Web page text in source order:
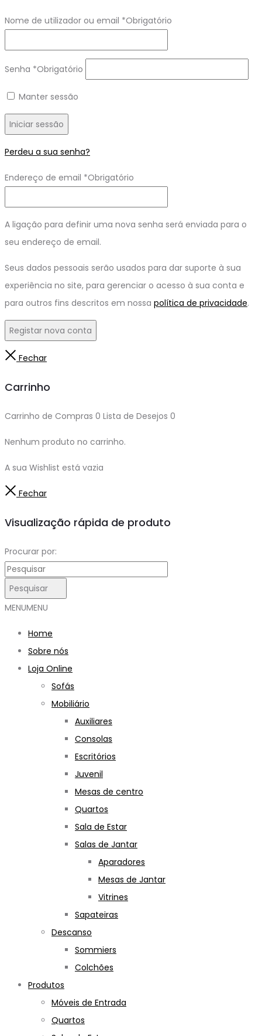
Nome de utilizador ou email *Obrigatório
Senha *Obrigatório
Manter sessão
Iniciar sessão
Perdeu a sua senha?
Endereço de email *Obrigatório
A ligação para definir uma nova senha será enviada para o
seu endereço de email.
Seus dados pessoais serão usados ​​para dar suporte à sua
experiência no site, para gerenciar o acesso à sua conta e
para outros fins descritos em nossa política de privacidade.
Registar nova conta
Fechar
Carrinho
Carrinho de Compras 0 Lista de Desejos 0
Nenhum produto no carrinho.
A sua Wishlist está vazia
Fechar
Visualização rápida de produto
Procurar por:
Pesquisar
MENUMENU
Home
Sobre nós
Loja Online
Sofás
Mobiliário
Auxiliares
Consolas
Escritórios
Juvenil
Mesas de centro
Quartos
Sala de Estar
Salas de Jantar
Aparadores
Mesas de Jantar
Vitrines
Sapateiras
Descanso
Sommiers
Colchões
Produtos
Móveis de Entrada
Quartos